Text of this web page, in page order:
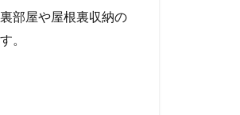
部屋や屋根裏収納の
。